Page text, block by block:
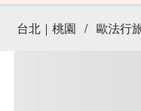
台北｜桃園 / 歐法行